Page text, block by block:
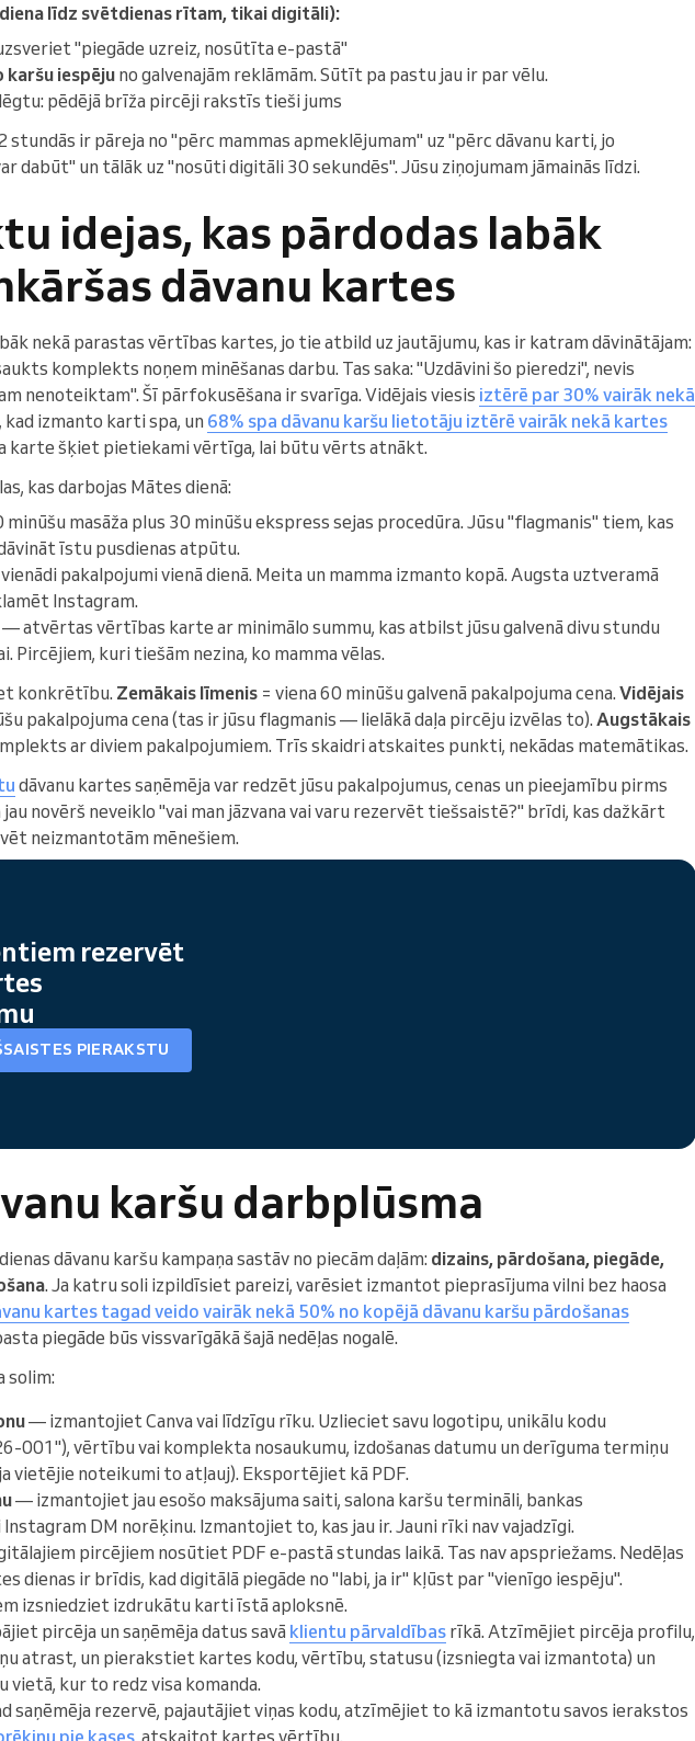
līdz svētdienas rītam, tikai digitāli):
"piegāde uzreiz, nosūtīta e-pastā"
karšu iespējuno galvenajām reklāmām. Sūtīt pa pastu jau ir par vēlu.
pēdējā brīža pircēji rakstīs tieši jums
stundās ir pāreja no "pērc mammas apmeklējumam" uz "pērc dāvanu karti, jo
dabūt" un tālāk uz "nosūti digitāli 30 sekundēs". Jūsu ziņojumam jāmainās līdzi.
idejas, kas pārdodas labāk
dāvanu kartes
nekā parastas vērtības kartes, jo tie atbild uz jautājumu, kas ir katram dāvinātājam:
komplekts noņem minēšanas darbu. Tas saka: "Uzdāvini šo pieredzi", nevis
nenoteiktam". Šī pārfokusēšana ir svarīga. Vidējais viesis iztērē par 30% vairāk nekā
, kad izmanto karti spa, un 68% spa dāvanu karšu lietotāju iztērē vairāk nekā kartes
karte šķiet pietiekami vērtīga, lai būtu vērts atnākt.
kas darbojas Mātes dienā:
masāža plus 30 minūšu ekspress sejas procedūra. Jūsu "flagmanis" tiem, kas
īstu pusdienas atpūtu.
pakalpojumi vienā dienā. Meita un mamma izmanto kopā. Augsta uztveramā
Instagram.
— atvērtas vērtības karte ar minimālo summu, kas atbilst jūsu galvenā divu stundu
Pircējiem, kuri tiešām nezina, ko mamma vēlas.
konkrētību. Zemākais līmenis = viena 60 minūšu galvenā pakalpojuma cena. Vidējais
pakalpojuma cena (tas ir jūsu flagmanis — lielākā daļa pircēju izvēlas to). Augstākais
ar diviem pakalpojumiem. Trīs skaidri atskaites punkti, nekādas matemātikas.
dāvanu kartes saņēmēja var redzēt jūsu pakalpojumus, cenas un pieejamību pirms
jau novērš neveiklo "vai man jāzvana vai varu rezervēt tiešsaistē?" brīdi, kas dažkārt
neizmantotām mēnešiem.
rezervēt
PIERAKSTU
karšu darbplūsma
dāvanu karšu kampaņa sastāv no piecām daļām: dizains, pārdošana, piegāde,
. Ja katru soli izpildīsiet pareizi, varēsiet izmantot pieprasījuma vilni bez haosa
kartes tagad veido vairāk nekā 50% no kopējā dāvanu karšu pārdošanas
piegāde būs vissvarīgākā šajā nedēļas nogalē.
solim:
— izmantojiet Canva vai līdzīgu rīku. Uzlieciet savu logotipu, unikālu kodu
001"), vērtību vai komplekta nosaukumu, izdošanas datumu un derīguma termiņu
vietējie noteikumi to atļauj). Eksportējiet kā PDF.
— izmantojiet jau esošo maksājuma saiti, salona karšu termināli, bankas
DM norēķinu. Izmantojiet to, kas jau ir. Jauni rīki nav vajadzīgi.
pircējiem nosūtiet PDF e-pastā stundas laikā. Tas nav apspriežams. Nedēļas
dienas ir brīdis, kad digitālā piegāde no "labi, ja ir" kļūst par "vienīgo iespēju".
izsniedziet izdrukātu karti īstā aploksnē.
pircēja un saņēmēja datus savā klientu pārvaldības rīkā. Atzīmējiet pircēja profilu,
atrast, un pierakstiet kartes kodu, vērtību, statusu (izsniegta vai izmantota) un
vietā, kur to redz visa komanda.
saņēmēja rezervē, pajautājiet viņas kodu, atzīmējiet to kā izmantotu savos ierakstos
pie kases , atskaitot kartes vērtību.